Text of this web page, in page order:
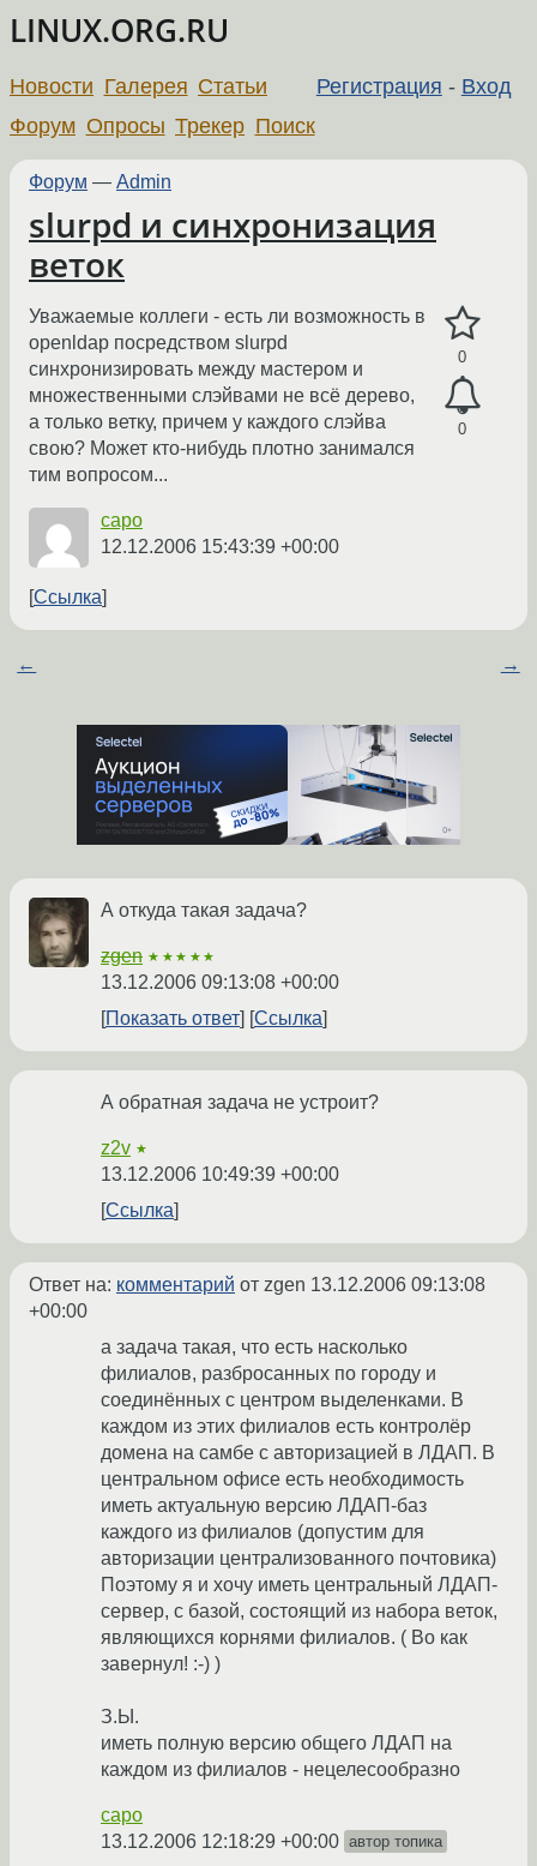
LINUX.ORG.RU
Регистрация - Вход
Новости Галерея Статьи
Форум Опросы Трекер Поиск
Форум — Admin
slurpd и синхронизация
веток
0
0
Уважаемые коллеги - есть ли возможность в
openldap посредством slurpd
синхронизировать между мастером и
множественными слэйвами не всё дерево,
а только ветку, причем у каждого слэйва
свою? Может кто-нибудь плотно занимался
тим вопросом...
capo
12.12.2006 15:43:39 +00:00
Ссылка
← →
А откуда такая задача?
zgen ★★★★★
13.12.2006 09:13:08 +00:00
Показать ответ
Ссылка
А обратная задача не устроит?
z2v ★
13.12.2006 10:49:39 +00:00
Ссылка
Ответ на: комментарий от zgen 13.12.2006 09:13:08
+00:00
а задача такая, что есть насколько
филиалов, разбросанных по городу и
соединённых с центром выделенками. В
каждом из этих филиалов есть контролёр
домена на самбе с авторизацией в ЛДАП. В
центральном офисе есть необходимость
иметь актуальную версию ЛДАП-баз
каждого из филиалов (допустим для
авторизации централизованного почтовика)
Поэтому я и хочу иметь центральный ЛДАП-
сервер, с базой, состоящий из набора веток,
являющихся корнями филиалов. ( Во как
завернул! :-) )
З.Ы.
иметь полную версию общего ЛДАП на
каждом из филиалов - нецелесообразно
capo
13.12.2006 12:18:29 +00:00 автор топика